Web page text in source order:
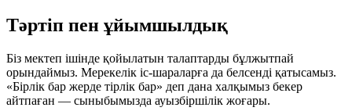
Тәртіп пен ұйымшылдық
Біз мектеп ішінде қойылатын талаптарды бұлжытпай
орындаймыз. Мерекелік іс-шараларға да белсенді қатысамыз.
«Бірлік бар жерде тірлік бар» деп дана халқымыз бекер
айтпаған — сыныбымызда ауызбіршілік жоғары.